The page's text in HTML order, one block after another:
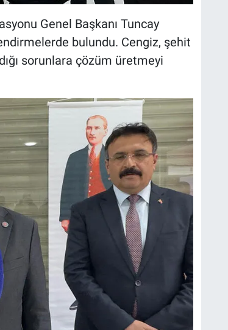
Genel Başkanı Tuncay
bulundu. Cengiz, şehit
sorunlara çözüm üretmeyi